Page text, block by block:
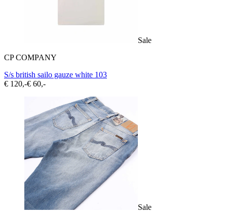
Sale
CP COMPANY
S/s british sailo gauze white 103
€ 120,-€ 60,-
Sale